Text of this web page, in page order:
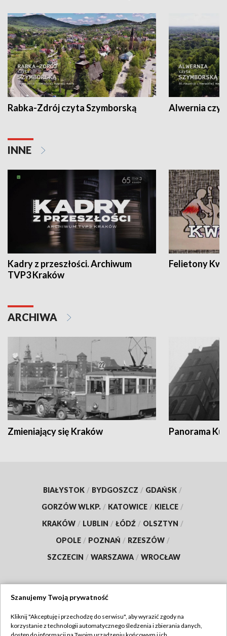
Rabka-Zdrój czyta Szymborską Alwernia
INNE
Kadry z przeszłości. Archiwum
TVP3 Kraków
Felietony
ARCHIWA
Zmieniający się Kraków Panorama
BIAŁYSTOK / BYDGOSZCZ / GDAŃSK /
GORZÓW WLKP. / KATOWICE / KIELCE /
KRAKÓW / LUBLIN / ŁÓDŹ / OLSZTYN /
OPOLE / POZNAŃ / RZESZÓW /
SZCZECIN / WARSZAWA / WROCŁAW
TVP
Szanujemy Twoją prywatność
Kliknij "Akceptuję i przechodzę do serwisu", aby wyrazić zgody na
korzystanie z technologii automatycznego śledzenia i zbierania danych,